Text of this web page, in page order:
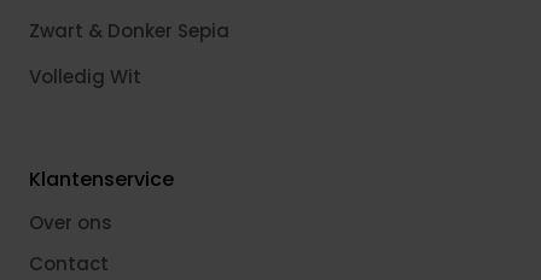
Zwart & Donker Sepia
Volledig Wit
Klantenservice
Over ons
Contact